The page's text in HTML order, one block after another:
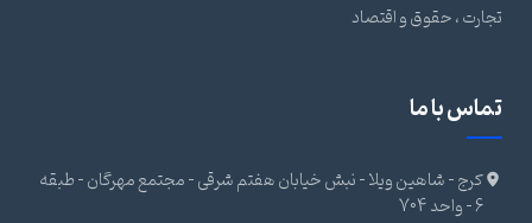
تجارت ، حقوق و اقتصاد
تماس با ما
کرج - شاهین ویلا - نبش خیابان هفتم شرقی - مجتمع مهرگان - طبقه
6 - واحد 704